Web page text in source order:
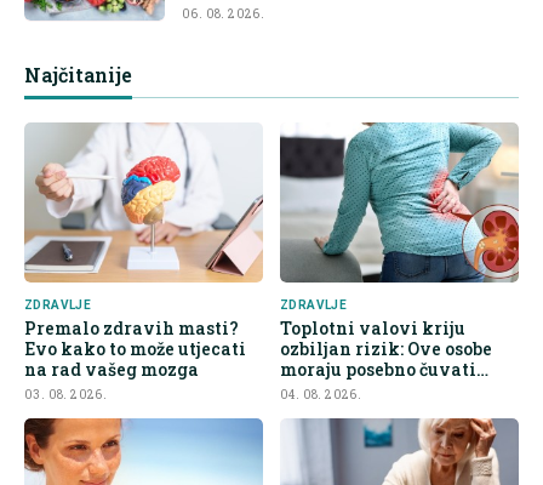
06. 08. 2026.
Najčitanije
ZDRAVLJE
Premalo zdravih masti?
Evo kako to može utjecati
na rad vašeg mozga
03. 08. 2026.
ZDRAVLJE
Toplotni valovi kriju
ozbiljan rizik: Ove osobe
moraju posebno čuvati
bubrege
04. 08. 2026.